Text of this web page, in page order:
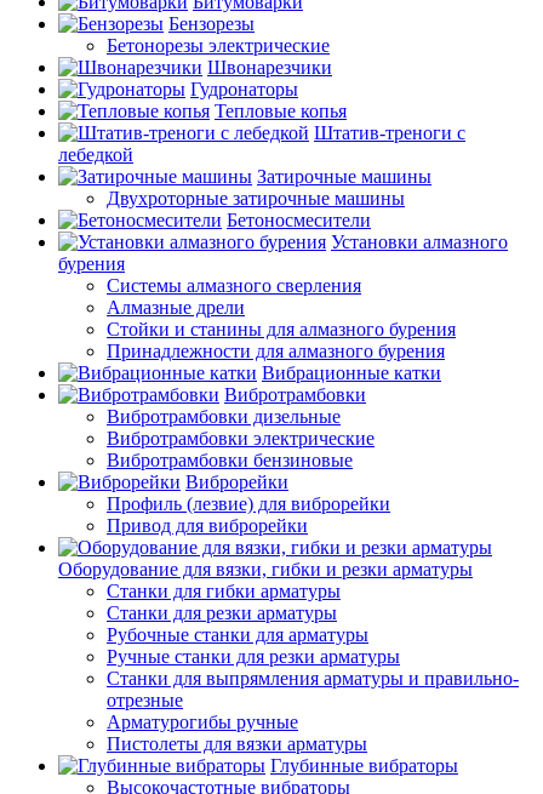
Бензорезы
Бетонорезы электрические
Швонарезчики
Гудронаторы
Тепловые копья
Штатив-треноги с
лебедкой
Затирочные машины
Двухроторные затирочные машины
Бетоносмесители
Установки алмазного
бурения
Системы алмазного сверления
Алмазные дрели
Стойки и станины для алмазного бурения
Принадлежности для алмазного бурения
Вибрационные катки
Вибротрамбовки
Вибротрамбовки дизельные
Вибротрамбовки электрические
Вибротрамбовки бензиновые
Виброрейки
Профиль (лезвие) для виброрейки
Привод для виброрейки
Оборудование для вязки, гибки и резки арматуры
Станки для гибки арматуры
Станки для резки арматуры
Рубочные станки для арматуры
Ручные станки для резки арматуры
Станки для выпрямления арматуры и правильно-
отрезные
Арматурогибы ручные
Пистолеты для вязки арматуры
Глубинные вибраторы
Высокочастотные вибраторы